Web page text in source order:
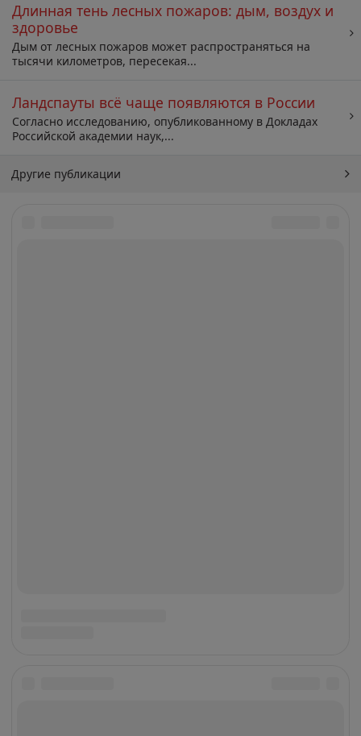
Длинная тень лесных пожаров: дым, воздух и
здоровье
Дым от лесных пожаров может распространяться на
тысячи километров, пересекая...
Ландспауты всё чаще появляются в России
Согласно исследованию, опубликованному в Докладах
Российской академии наук,...
Другие публикации